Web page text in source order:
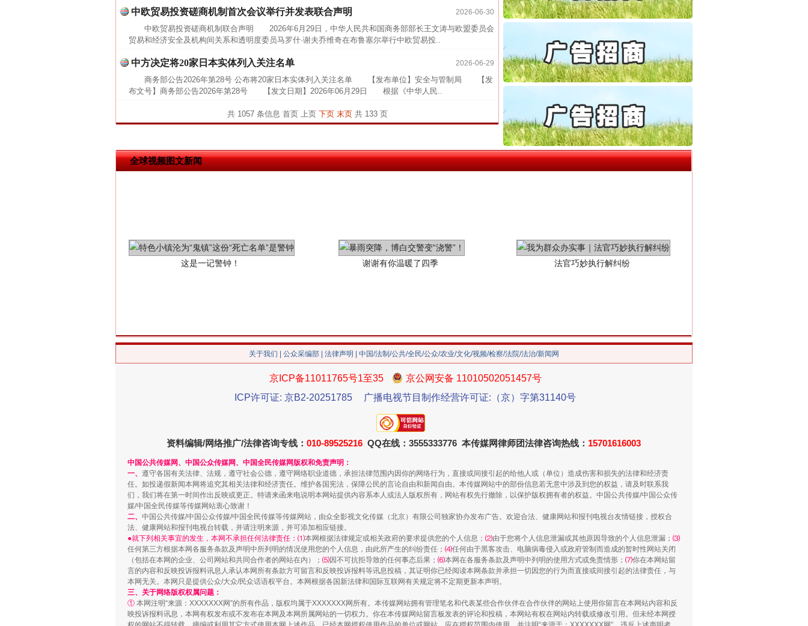
2026-06-30
中欧贸易投资磋商机制首次会议举行并发表联合声明
中欧贸易投资磋商机制联合声明 2026年6月29日，中华人民共和国商务部部长王文涛与欧盟委员会
贸易和经济安全及机构间关系和透明度委员马罗什·谢夫乔维奇在布鲁塞尔举行中欧贸易投..
2026-06-29
中方决定将20家日本实体列入关注名单
商务部公告2026年第28号 公布将20家日本实体列入关注名单 【发布单位】安全与管制局 【发
布文号】商务部公告2026年第28号 【发文日期】2026年06月29日 根据《中华人民..
共 1057 条信息 首页 上页 下页 末页共 133 页
26万保费，离婚时为何要分走一..
传销头目出狱后办书院暴力管教..
四川省公安厅征集新型黑恶违法..
中方对6家美国实体采取反制措..
中国发起首例对外贸易国家安全..
官方通报西安赛格商场坠亡事件
从“无产可执”到“全额执行”
最高检抗诉的疑难复杂刑事案件
全球视频图文新闻
茶叶“炒上天”
“神药”背后的真相
这是一记警钟！ 谢谢有你温暖了四季 法官巧妙执行解纠纷
今年投资意愿榜揭晓
习近平的博鳌关键词
关于我们 公众采编部 法律声明 | 中国/法制/公共/全民/公众/农业/文化/视频/检察/法院/法治/新闻网
京ICP备11011765号1至35
京公网安备 11010502051457号
ICP许可证: 京B2-20251785
广播电视节目制作经营许可证:（京）字第31140号
资料编辑/网络推广/法律咨询专线： 010-89525216 QQ在线：3555333776 本传媒网律师团法律咨询热线： 15701616003
中国公共传媒网、中国公众传媒网、中国全民传媒网版权和免责声明：
一、 遵守各国有关法律、法规，遵守社会公德，遵守网络职业道德，承担法律范围内因你的网络行为，直接或间接引起的给他人或（单位）造成伤害和损失的法律和经济责
任。如投递假新闻本网将追究其相关法律和经济责任。维护各国宪法，保障公民的言论自由和新闻自由。本传媒网站中的部份信息若无意中涉及到您的权益，请及时联系我
们，我们将在第一时间作出反映或更正。特请来函来电说明本网站提供内容系本人或法人版权所有，网站有权先行撤除，以保护版权拥有者的权益。中国公共传媒/中国公众传
媒/中国全民传媒等传媒网站衷心致谢！
二、 中国公共传媒/中国公众传媒/中国全民传媒等传媒网站，由众全影视文化传媒（北京）有限公司独家协办发布广告。欢迎合法、健康网站和报刊电视台友情链接，授权合
法、健康网站和报刊电视台转载，并请注明来源，并可添加相应链接。
●就下列相关事宜的发生，本网不承担任何法律责任：⑴本网根据法律规定或相关政府的要求提供您的个人信息； ⑵由于您将个人信息泄漏或其他原因导致的个人信息泄漏； ⑶
任何第三方根据本网各服务条款及声明中所列明的情况使用您的个人信息，由此所产生的纠纷责任； ⑷任何由于黑客攻击、电脑病毒侵入或政府管制而造成的暂时性网站关闭
（包括在本网的企业、公司网站和共同合作者的网站在内）； ⑸因不可抗拒导致的任何事态后果； ⑹本网在各服务条款及声明中列明的使用方式或免责情形； ⑺你在本网站留
言的内容和反映投诉报料讯息人承认本网所有条款方可留言和反映投诉报料等讯息投稿，其证明你已经阅读本网条款并承担一切因您的行为而直接或间接引起的法律责任，与
本网无关。本网只是提供公众/大众/民众话语权平台。本网根据各国新法律和国际互联网有关规定将不定期更新本声明。
三、关于网络版权权属问题：
① 本网注明“来源：XXXXXXX网”的所有作品，版权均属于XXXXXXX网所有。本传媒网站拥有管理笔名和代表某些合作伙伴在合作伙伴的网站上使用你留言在本网站内容和反
映投诉报料讯息，本网有权发布或不发布在本网及本网所属网站的一切权力。你在本传媒网站留言板发表的评论和投稿，本网站有权在网站内转载或修改引用。但未经本网授